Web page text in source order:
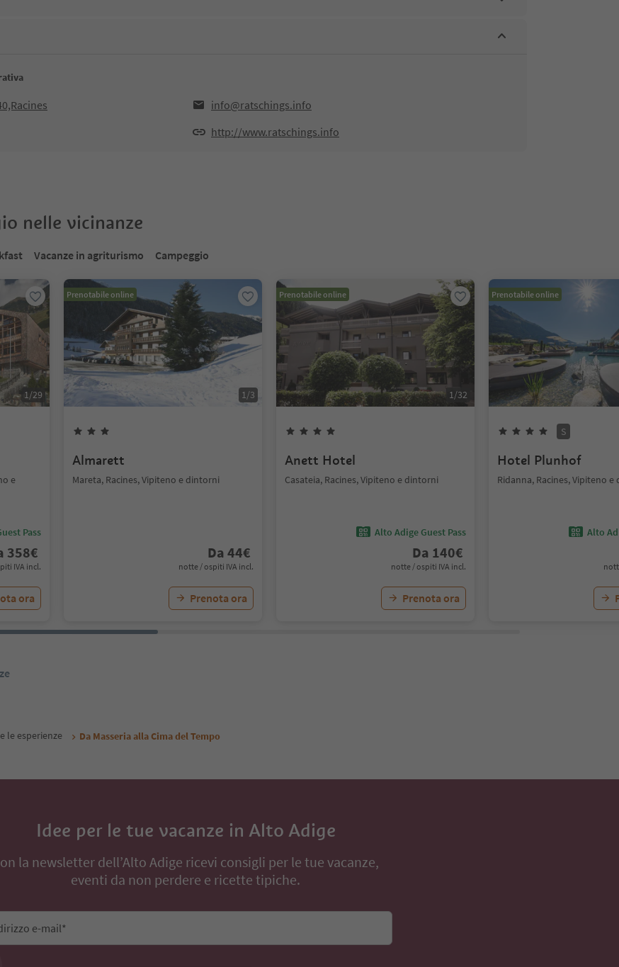
info@ratschings.info
http://www.ratschings.info
nelle vicinanze
Vacanze in agriturismo Campeggio
1/29
e
Pass
358€
IVA incl.
ora
Prenotabile online
1/3
Almarett
Mareta, Racines, Vipiteno e dintorni
Da 44€
notte / ospiti IVA incl.
Prenota ora
Prenotabile online
1/32
Anett Hotel
Casateia, Racines, Vipiteno e dintorni
Alto Adige Guest Pass
Da 140€
notte / ospiti IVA incl.
Prenota ora
Prenotabile online
S
Hotel Plunhof
Ridanna, Racines, Vipiteno
Alto
le esperienze Da Masseria alla Cima del Tempo
Idee per le tue vacanze in Alto Adige
la newsletter dell’Alto Adige ricevi consigli per le tue vacanze,
eventi da non perdere e ricette tipiche.
e-mail*